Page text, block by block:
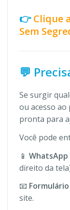
👉 Clique
Sem
💬
Se surgir
ou acesso
pronta para
Você pode
📱 WhatsApp
direito da
📧
site.